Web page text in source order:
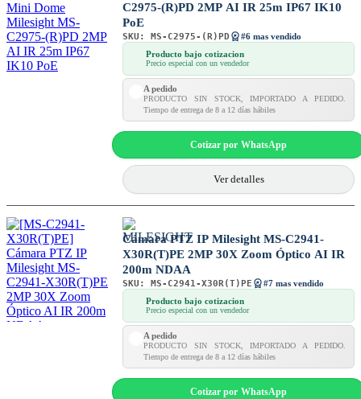
C2975-(R)PD 2MP AI IR 25m IP67 IK10
PoE
SKU: MS-C2975-(R)PD #6 mas vendido
Producto bajo cotizacion
Precio especial con un vendedor
A pedido
PRODUCTO SIN STOCK, IMPORTADO A PEDIDO.
Tiempo de entrega de 8 a 12 días hábiles
Cotizar por WhatsApp
Ver detalles
Cámara PTZ IP Milesight MS-C2941-
X30R(T)PE 2MP 30X Zoom Óptico AI IR
200m NDAA
SKU: MS-C2941-X30R(T)PE #7 mas vendido
Producto bajo cotizacion
Precio especial con un vendedor
A pedido
PRODUCTO SIN STOCK, IMPORTADO A PEDIDO.
Tiempo de entrega de 8 a 12 días hábiles
Cotizar por WhatsApp